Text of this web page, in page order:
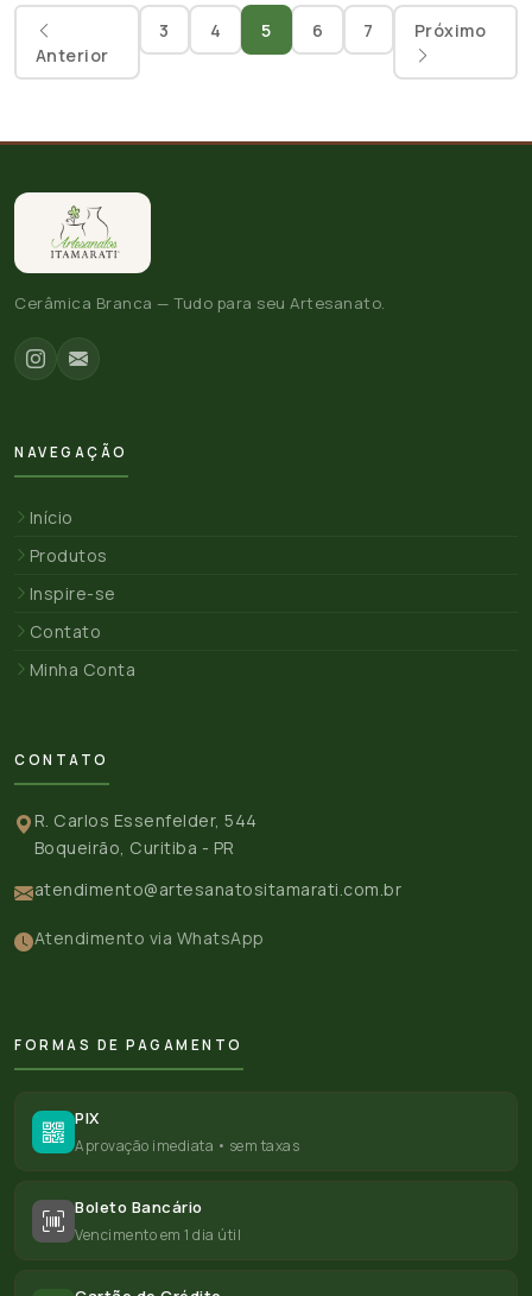
Anterior
3 4 5 6 7 Próximo
Cerâmica Branca — Tudo para seu Artesanato.
NAVEGAÇÃO
Início
Produtos
Inspire-se
Contato
Minha Conta
CONTATO
R. Carlos Essenfelder, 544
Boqueirão, Curitiba - PR
atendimento@artesanatositamarati.com.br
Atendimento via WhatsApp
FORMAS DE PAGAMENTO
PIX
Aprovação imediata • sem taxas
Boleto Bancário
Vencimento em 1 dia útil